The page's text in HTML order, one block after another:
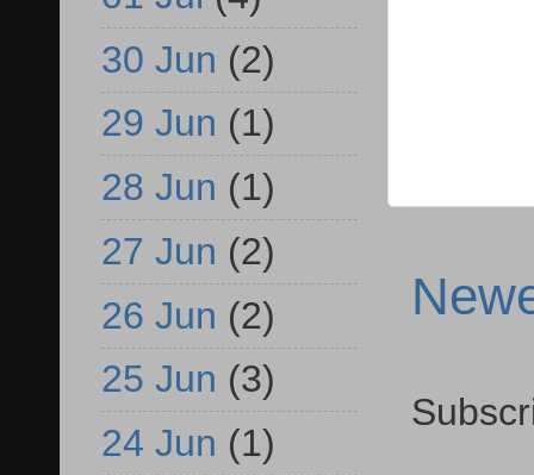
30 Jun (2)
29 Jun (1)
28 Jun (1)
27 Jun (2)
26 Jun (2)
25 Jun (3)
24 Jun (1)